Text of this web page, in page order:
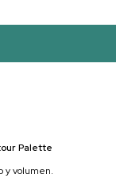
Palette
y volumen.